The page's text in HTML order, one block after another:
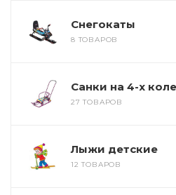
Снегокаты
8 ТОВАРОВ
Санки на 4-х
27 ТОВАРОВ
Лыжи детские
12 ТОВАРОВ